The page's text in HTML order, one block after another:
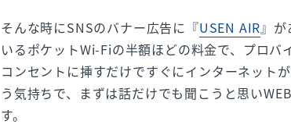
そんな時にSNSのバナー広告に『USEN AIR』が
いるポケットWi-Fiの半額ほどの料金で、プロバ
コンセントに挿すだけですぐにインターネット
う気持ちで、まずは話だけでも聞こうと思い
す。